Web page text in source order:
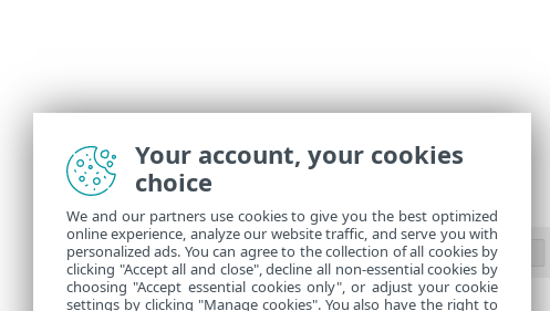
Your account, your cookies
choice
We and our partners use cookies to give you the best optimized
online experience, analyze our website traffic, and serve you with
personalized ads. You can agree to the collection of all cookies by
clicking "Accept all and close", decline all non-essential cookies by
choosing "Accept essential cookies only", or adjust your cookie
settings by clicking "Manage cookies". You also have the right to